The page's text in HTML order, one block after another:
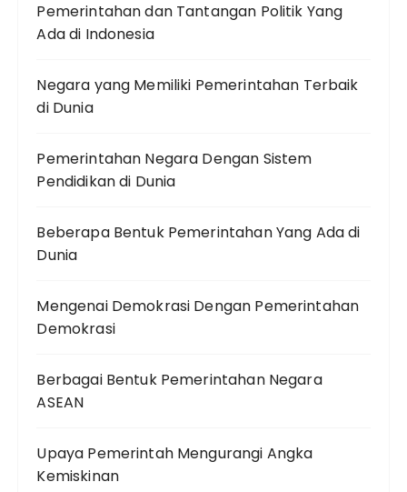
Pemerintahan dan Tantangan Politik Yang
Ada di Indonesia
Negara yang Memiliki Pemerintahan Terbaik
di Dunia
Pemerintahan Negara Dengan Sistem
Pendidikan di Dunia
Beberapa Bentuk Pemerintahan Yang Ada di
Dunia
Mengenai Demokrasi Dengan Pemerintahan
Demokrasi
Berbagai Bentuk Pemerintahan Negara
ASEAN
Upaya Pemerintah Mengurangi Angka
Kemiskinan